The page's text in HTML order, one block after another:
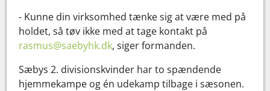
- Kunne din virksomhed tænke sig at være med på
holdet, så tøv ikke med at tage kontakt på
rasmus@saebyhk.dk, siger formanden.
Sæbys 2. divisionskvinder har to spændende
hjemmekampe og én udekamp tilbage i sæsonen.